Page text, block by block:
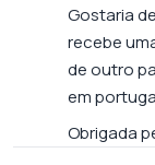
Gostaria
recebe
de outro
em
Obrigada